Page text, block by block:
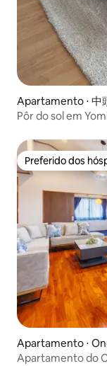
Apartamento ⋅ 中
Pôr do sol em
Preferido dos
Preferido dos
Apartamento ⋅
Apartamento do